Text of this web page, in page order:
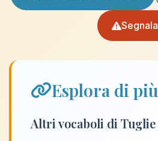
Segnala
Esplora di più
Altri vocaboli di Tuglie